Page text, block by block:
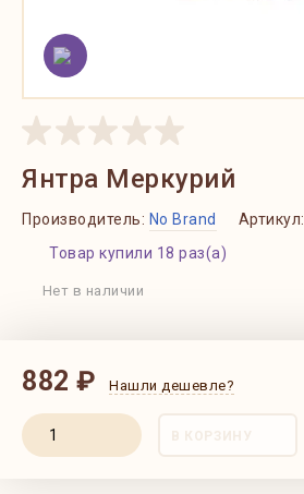
Янтра Меркурий
Производитель: No Brand Артикул:
Товар купили 18 раз(а)
Нет в наличии
882 ₽ Нашли дешевле?
В КОРЗИНУ